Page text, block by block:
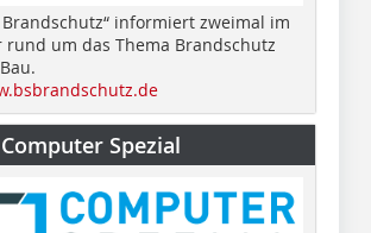
Brandschutz“ informiert zweimal im
rund um das Thema Brandschutz
Computer Spezial